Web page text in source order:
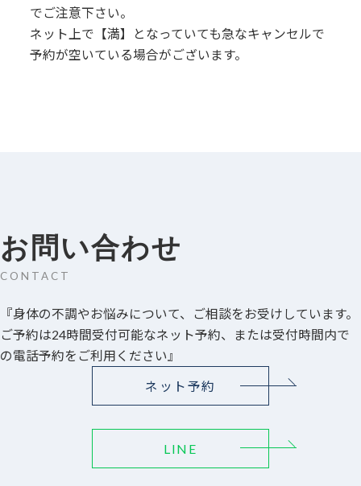
でご注意下さい。
ネット上で【満】となっていても急なキャンセルで
予約が空いている場合がございます。
お問い合わせ
CONTACT
『身体の不調やお悩みについて、ご相談をお受けしています。
ご予約は24時間受付可能なネット予約、または受付時間内で
の電話予約をご利用ください』
ネット予約
LINE